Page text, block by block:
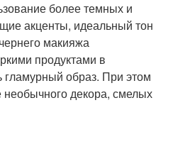
более темных и
акценты, идеальный тон
макияжа
продуктами в
гламурный образ. При этом
декора, смелых